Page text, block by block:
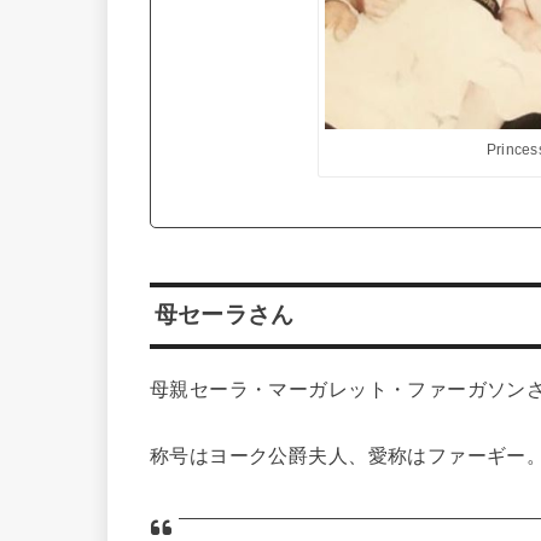
母セーラさん
母親セーラ・マーガレット・ファーガソン
称号はヨーク公爵夫人、愛称はファーギー